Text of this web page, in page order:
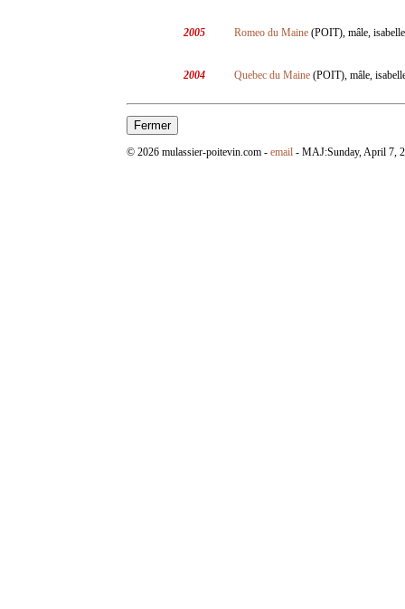
2005 Romeo du Maine (POIT), mâle,
2004 Quebec du Maine (POIT), mâle,
© 2026 mulassier-poitevin.com - email - MAJ:Sunday, April 7,